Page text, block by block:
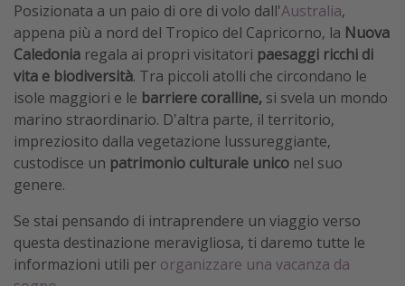
Posizionata a un paio di ore di volo dall'Australia,
appena più a nord del Tropico del Capricorno, la Nuova
Caledonia regala ai propri visitatori paesaggi ricchi di
vita e biodiversità. Tra piccoli atolli che circondano le
isole maggiori e le barriere coralline, si svela un mondo
marino straordinario. D'altra parte, il territorio,
impreziosito dalla vegetazione lussureggiante,
custodisce un patrimonio culturale unico nel suo
genere.
Se stai pensando di intraprendere un viaggio verso
questa destinazione meravigliosa, ti daremo tutte le
informazioni utili per organizzare una vacanza da